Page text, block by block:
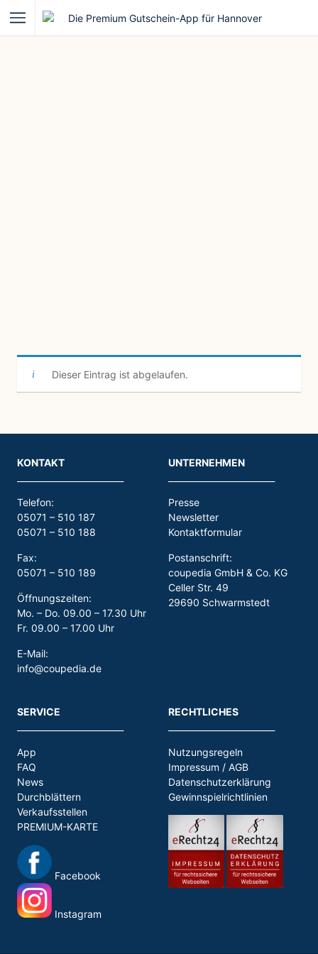
Dieser Eintrag ist abgelaufen.
KONTAKT
Telefon:
05071 – 510 187
05071 – 510 188
Fax:
05071 – 510 189
Öffnungszeiten:
Mo. – Do. 09.00 – 17.30 Uhr
Fr. 09.00 – 17.00 Uhr
E-Mail:
info@coupedia.de
UNTERNEHMEN
Presse
Newsletter
Kontaktformular
Postanschrift:
coupedia GmbH & Co. KG
Celler Str. 49
29690 Schwarmstedt
SERVICE
App
FAQ
News
Durchblättern
Verkaufsstellen
PREMIUM-KARTE
Facebook
Instagram
RECHTLICHES
Nutzungsregeln
Impressum / AGB
Datenschutzerklärung
Gewinnspielrichtlinien